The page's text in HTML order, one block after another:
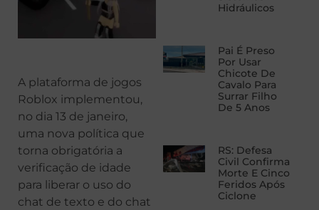
A plataforma de jogos
Roblox implementou,
no dia 13 de janeiro,
uma nova política que
torna obrigatória a
verificação de idade
para liberar o uso do
chat de texto e do chat
Hidráulicos
Pai É Preso
Por Usar
Chicote De
Cavalo Para
Surrar Filho
De 5 Anos
RS: Defesa
Civil Confirma
Morte E Cinco
Feridos Após
Ciclone